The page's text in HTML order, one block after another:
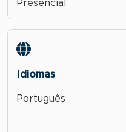
Presencial
Idiomas
Português